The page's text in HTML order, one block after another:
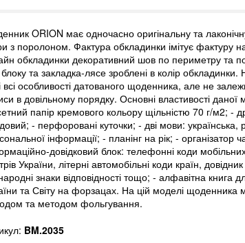
ORION має одночасно оригінальну та
з поролоном. Фактура обкладинки імітує фактуру
обкладинки декоративний шов по периметру та
блоку та закладка-лясе зроблені в колір
всі особливості датованого щоденника, але не
в довільному порядку. Основні властивості даної
папір кремового кольору щільністю 70 г/м2; -
- перфоровані куточки; - дві мови: українська,
інформації; - планінг на рік; - організатор
довідковий блок: телефонні коди
України, літерні автомобільні коди країн,
знаки відповідності тощо; - алфавітна книга
та Світу на форзацах. На цій моделі щоденника
та методом фольгування.
BM.2035